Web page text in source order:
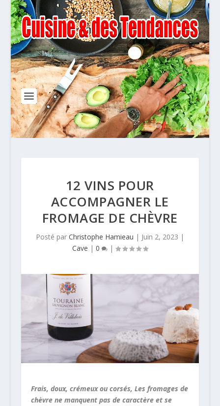
12 VINS POUR
ACCOMPAGNER LE
FROMAGE DE CHÈVRE
Posté par Christophe Hamieau | Juin 2, 2023 |
Cave | 0 |
Frais, doux, crémeux ou corsés, Les fromages de
chèvre ne manquent pas de caractère et se